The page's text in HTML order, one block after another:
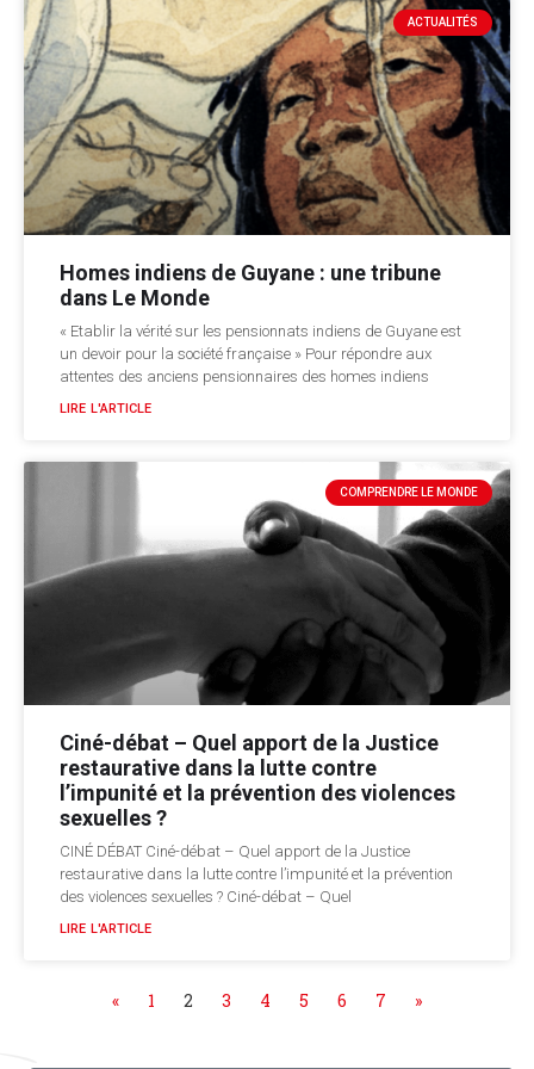
ACTUALITÉS
Homes indiens de Guyane : une tribune
dans Le Monde
« Etablir la vérité sur les pensionnats indiens de Guyane est
un devoir pour la société française » Pour répondre aux
attentes des anciens pensionnaires des homes indiens
LIRE L'ARTICLE
COMPRENDRE LE MONDE
Ciné-débat – Quel apport de la Justice
restaurative dans la lutte contre
l’impunité et la prévention des violences
sexuelles ?
CINÉ DÉBAT Ciné-débat – Quel apport de la Justice
restaurative dans la lutte contre l’impunité et la prévention
des violences sexuelles ? Ciné-débat – Quel
LIRE L'ARTICLE
« 1 2 3 4 5 6 7 »